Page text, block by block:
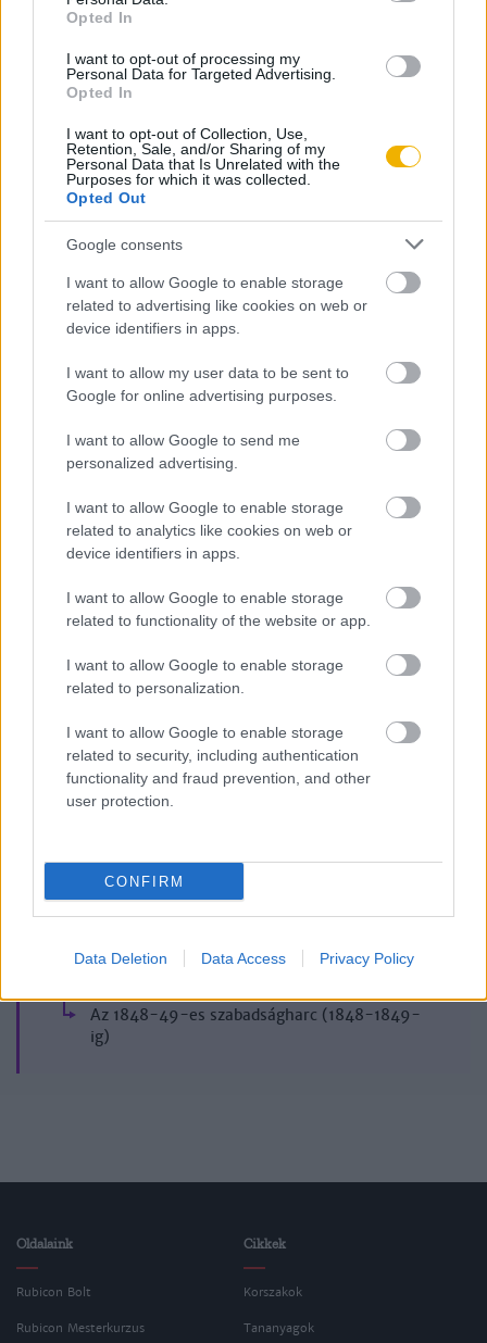
Opted In
I want to opt-out of processing my
Personal Data for Targeted Advertising.
Opted In
I want to opt-out of Collection, Use,
Retention, Sale, and/or Sharing of my
Personal Data that Is Unrelated with the
Purposes for which it was collected.
Opted Out
Google consents
I want to allow Google to enable storage
related to advertising like cookies on web or
device identifiers in apps.
I want to allow my user data to be sent to
Google for online advertising purposes.
I want to allow Google to send me
personalized advertising.
I want to allow Google to enable storage
related to analytics like cookies on web or
device identifiers in apps.
I want to allow Google to enable storage
related to functionality of the website or app.
I want to allow Google to enable storage
related to personalization.
I want to allow Google to enable storage
related to security, including authentication
functionality and fraud prevention, and other
user protection.
CONFIRM
Data Deletion Data Access Privacy Policy
Szerző
Hermann Róbert
A szerző cikkei
Tananyag
Reformkor, forradalom és szabadságharc
Magyarországon
A szabadságharc katonai eseményei
Lapszám
2002/2.
Korszak
Az 1848-49-es szabadságharc (1848-1849-
ig)
Oldalaink
Rubicon Bolt
Rubicon Mesterkurzus
Cikkek
Korszakok
Tananyagok